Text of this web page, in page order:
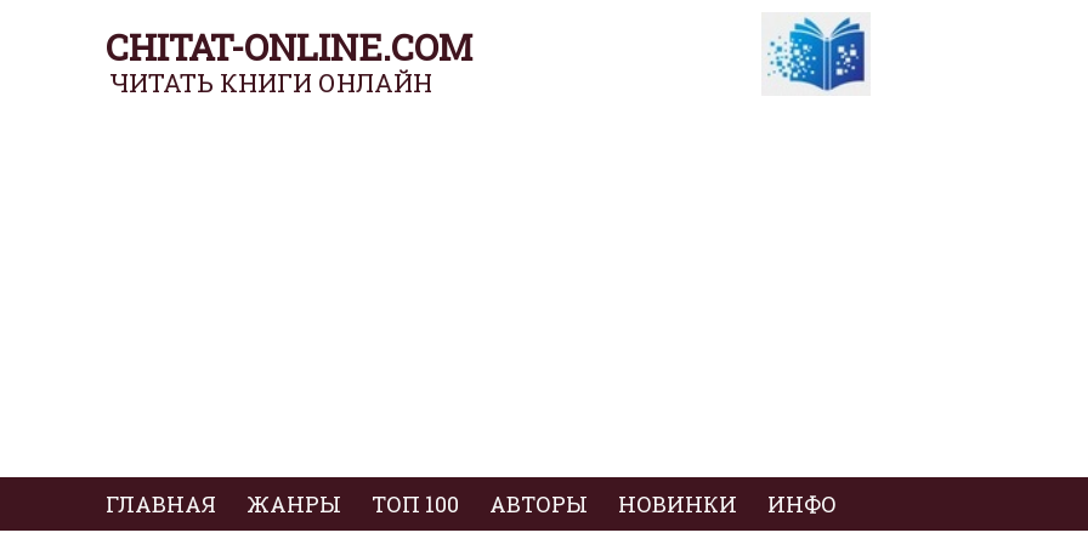
CHITAT-ONLINE.COM
ЧИТАТЬ КНИГИ ОНЛАЙН
ГЛАВНАЯ ЖАНРЫ ТОП 100 АВТОРЫ НОВИНКИ ИНФО